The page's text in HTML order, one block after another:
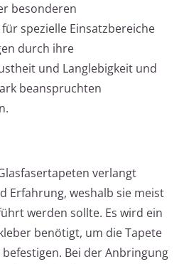
besonderen
spezielle Einsatzbereiche
durch ihre
und Langlebigkeit und
beanspruchten
verlangt
Erfahrung, weshalb sie meist
werden sollte. Es wird ein
benötigt, um die Tapete
Bei der Anbringung